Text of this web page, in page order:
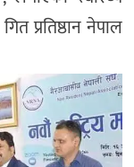
प्रतिष्ठान नेपाल